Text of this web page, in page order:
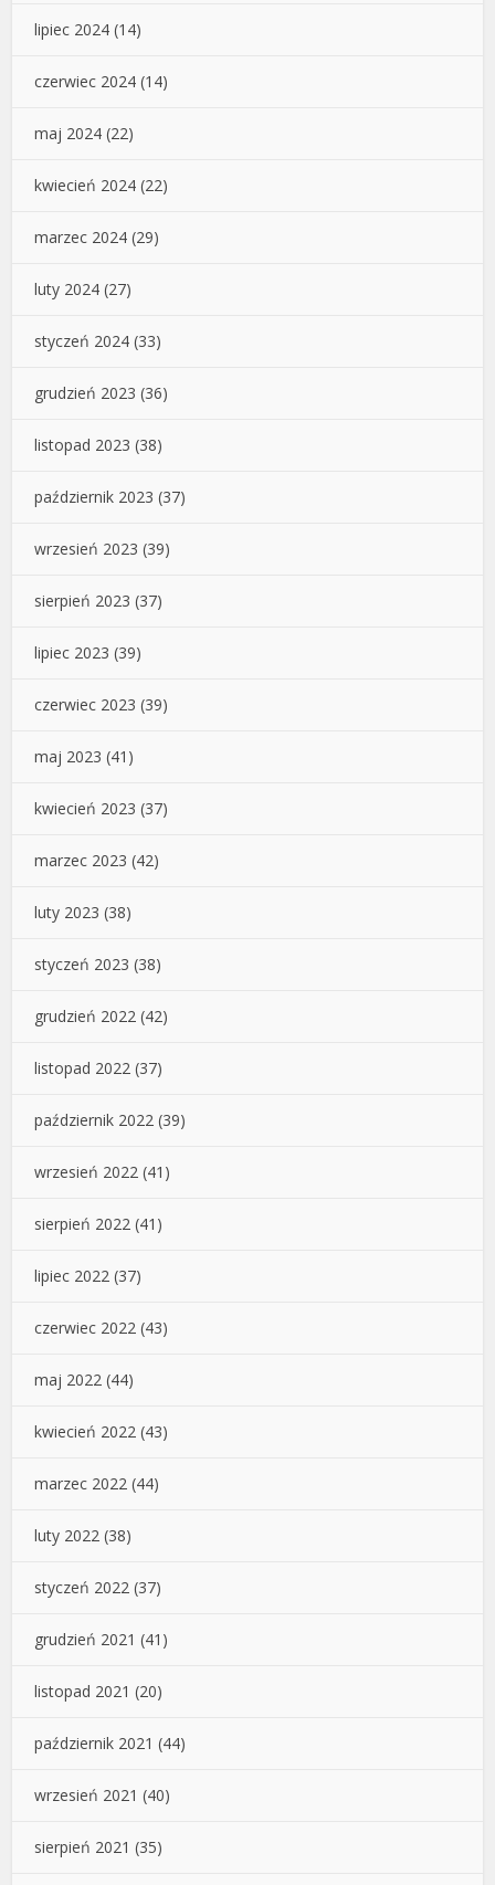
lipiec 2024 (14)
czerwiec 2024 (14)
maj 2024 (22)
kwiecień 2024 (22)
marzec 2024 (29)
luty 2024 (27)
styczeń 2024 (33)
grudzień 2023 (36)
listopad 2023 (38)
październik 2023 (37)
wrzesień 2023 (39)
sierpień 2023 (37)
lipiec 2023 (39)
czerwiec 2023 (39)
maj 2023 (41)
kwiecień 2023 (37)
marzec 2023 (42)
luty 2023 (38)
styczeń 2023 (38)
grudzień 2022 (42)
listopad 2022 (37)
październik 2022 (39)
wrzesień 2022 (41)
sierpień 2022 (41)
lipiec 2022 (37)
czerwiec 2022 (43)
maj 2022 (44)
kwiecień 2022 (43)
marzec 2022 (44)
luty 2022 (38)
styczeń 2022 (37)
grudzień 2021 (41)
listopad 2021 (20)
październik 2021 (44)
wrzesień 2021 (40)
sierpień 2021 (35)